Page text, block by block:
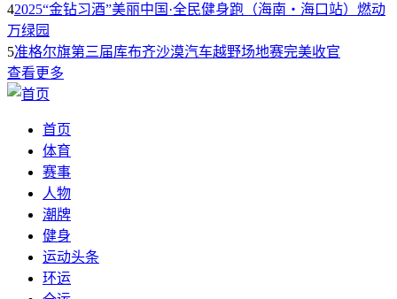
42025“金钻习酒”美丽中国·全民健身跑（海南・海口站）燃动
万绿园
5准格尔旗第三届库布齐沙漠汽车越野场地赛完美收官
查看更多
首页
体育
赛事
人物
潮牌
健身
运动头条
环运